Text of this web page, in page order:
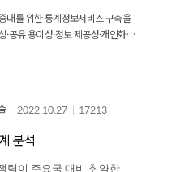
대를 위한 통계정보서비스 구축을
공유 용이성·정보 제공성·개인화
한 데이터 공유 플랫폼 및 거버넌스
2022.10.27 17213
분석
력이 주요국 대비 취약한